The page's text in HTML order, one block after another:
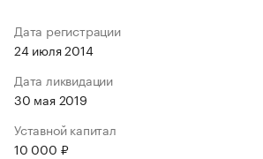
Дата регистрации
24 июля 2014
Дата ликвидации
30 мая 2019
Уставной капитал
10 000 ₽